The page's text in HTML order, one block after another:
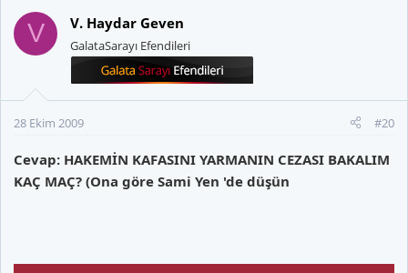
kesiliyor.
ediyor. Hakem‚ tedavisinin ardından devam ediyor. Incelemeler
V V. Haydar Geven
GalataSarayı Efendileri
28 Ekim 2009 #20
Cevap: HAKEMİN KAFASINI YARMANIN CEZASI BAKALIM
KAÇ MAÇ? (Ona göre Sami Yen 'de düşün